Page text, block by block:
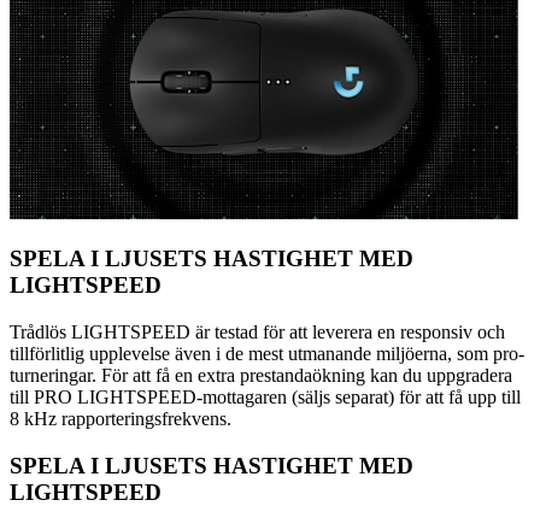
SPELA I LJUSETS HASTIGHET MED
LIGHTSPEED
Trådlös LIGHTSPEED är testad för att leverera en responsiv och
tillförlitlig upplevelse även i de mest utmanande miljöerna, som pro-
turneringar. För att få en extra prestandaökning kan du uppgradera
till PRO LIGHTSPEED-mottagaren (säljs separat) för att få upp till
8 kHz rapporteringsfrekvens.
SPELA I LJUSETS HASTIGHET MED
LIGHTSPEED